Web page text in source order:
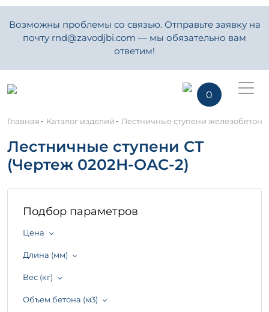
Возможны проблемы со связью. Отправьте заявку на
почту rnd@zavodjbi.com — мы обязательно вам
ответим!
0
Главная- Каталог изделий- Лестничные ступени
Лестничные ступени СТ
(Чертеж 0202Н-ОАС-2)
Подбор параметров
Цена
Длина (мм)
Вес (кг)
Объем бетона (м3)